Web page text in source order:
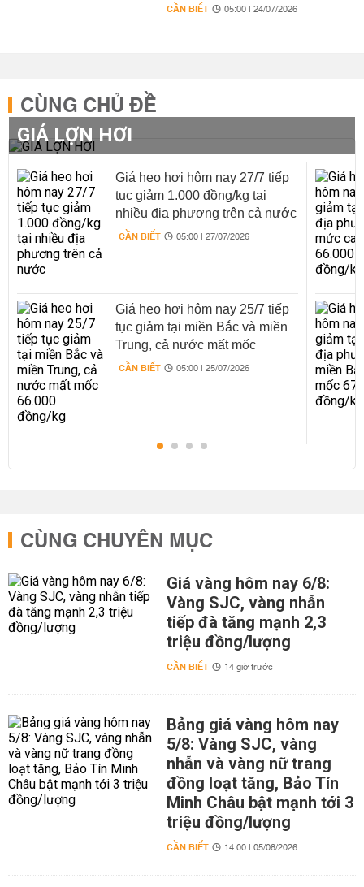
CẦN BIẾT 05:00 | 24/07/2026
CÙNG CHỦ ĐỀ
GIÁ LỢN HƠI
Giá heo hơi hôm nay 27/7 tiếp
tục giảm 1.000 đồng/kg tại
nhiều địa phương trên cả nước
CẦN BIẾT 05:00 | 27/07/2026
Giá heo hơi hôm nay 25/7 tiếp
tục giảm tại miền Bắc và miền
Trung, cả nước mất mốc
66.000 đồng/kg
CẦN BIẾT 05:00 | 25/07/2026
CÙNG CHUYÊN MỤC
Giá vàng hôm nay 6/8:
Vàng SJC, vàng nhẫn
tiếp đà tăng mạnh 2,3
triệu đồng/lượng
CẦN BIẾT 14 giờ trước
Bảng giá vàng hôm nay
5/8: Vàng SJC, vàng
nhẫn và vàng nữ trang
đồng loạt tăng, Bảo Tín
Minh Châu bật mạnh tới 3
triệu đồng/lượng
CẦN BIẾT 14:00 | 05/08/2026